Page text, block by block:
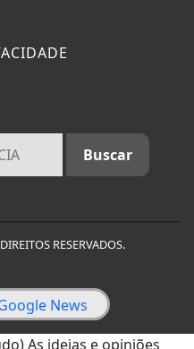
RESERVADOS.
As ideias e opiniões